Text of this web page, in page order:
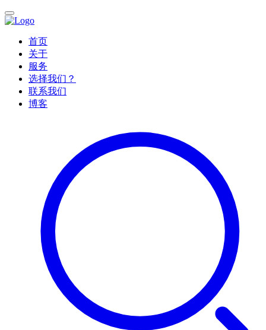
首页
关于
服务
选择我们？
联系我们
博客